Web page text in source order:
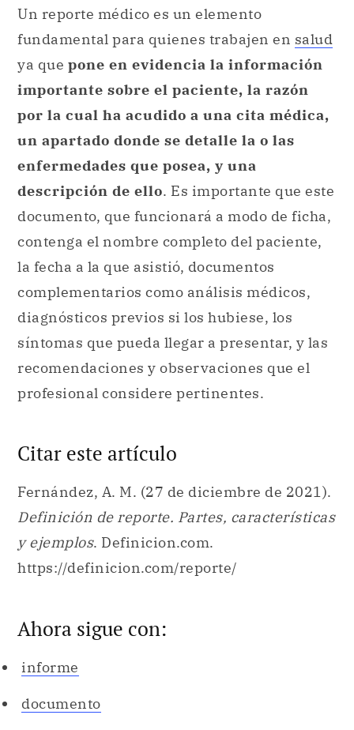
Un reporte médico es un elemento
fundamental para quienes trabajen en salud
ya que pone en evidencia la información
importante sobre el paciente, la razón
por la cual ha acudido a una cita médica,
un apartado donde se detalle la o las
enfermedades que posea, y una
descripción de ello. Es importante que este
documento, que funcionará a modo de ficha,
contenga el nombre completo del paciente,
la fecha a la que asistió, documentos
complementarios como análisis médicos,
diagnósticos previos si los hubiese, los
síntomas que pueda llegar a presentar, y las
recomendaciones y observaciones que el
profesional considere pertinentes.
Citar este artículo
Fernández, A. M. (27 de diciembre de 2021).
Definición de reporte. Partes, características
y ejemplos. Definicion.com.
https://definicion.com/reporte/
Ahora sigue con:
informe
documento